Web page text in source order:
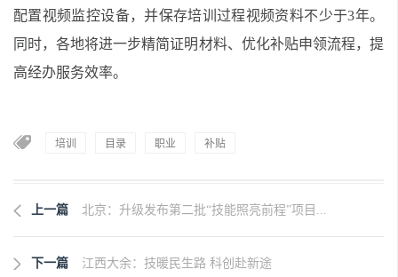
配置视频监控设备，并保存培训过程视频资料不少于3年。
同时，各地将进一步精简证明材料、优化补贴申领流程，提
高经办服务效率。
培训 目录 职业 补贴
上一篇 北京：升级发布第二批“技能照亮前程”项目...
下一篇 江西大余：技暖民生路 科创赴新途